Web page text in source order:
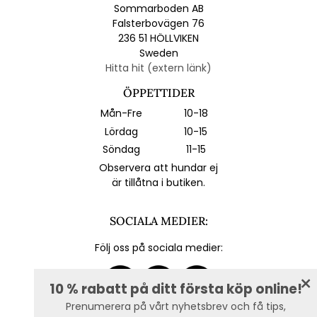
10 % rabatt på ditt första köp online!
Prenumerera på vårt nyhetsbrev och få tips,
Sommarboden AB
Falsterbovägen 76
236 51 HÖLLVIKEN
Sweden
Hitta hit (extern länk)
ÖPPETTIDER
Mån-Fre
10-18
Lördag
10-15
Söndag
11-15
Observera att hundar ej
är tillåtna i butiken.
SOCIALA MEDIER:
Följ oss på sociala medier: